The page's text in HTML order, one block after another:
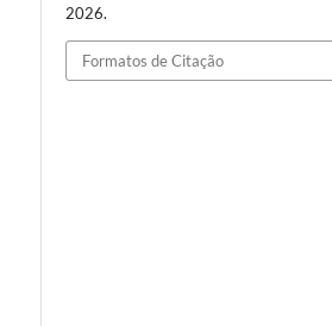
2026.
Formatos de Citação